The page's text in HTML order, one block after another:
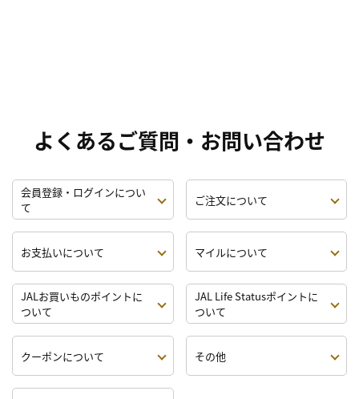
よくあるご質問・お問い合わせ
会員登録・ログインについ
て
ご注文について
お支払いについて マイルについて
JALお買いものポイントに
ついて
JAL Life Statusポイントに
ついて
クーポンについて その他